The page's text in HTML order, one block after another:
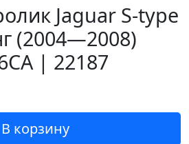
Jaguar S-type
(2004—2008)
| 22187
В корзину